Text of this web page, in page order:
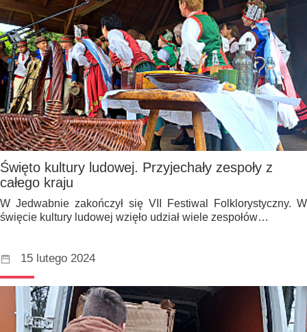
Święto kultury ludowej. Przyjechały zespoły z
całego kraju
W Jedwabnie zakończył się VII Festiwal Folklorystyczny. W
święcie kultury ludowej wzięło udział wiele zespołów…
15 lutego 2024